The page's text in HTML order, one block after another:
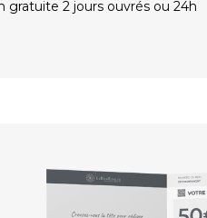
gratuite 2 jours ouvrés ou 24h